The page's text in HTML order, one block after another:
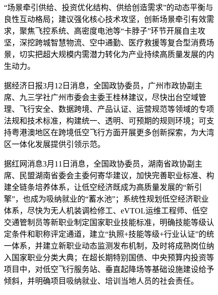
“场景牵引供给、投资优化结构、供给创造需求”的动态平衡与
良性互动格局；建议强化核心技术攻坚，创新场景牵引有效需
求，聚焦飞控系统、高密度电池等“卡脖子”环节开展自主攻
坚，深挖跨城智慧物流、空中通勤、医疗救援等复合型消费场
景，切实把超大规模内需潜力转化为产业持续高质量发展的内
生动力。
据经济日报3月12日消息，全国政协委员，广州市政协副主
席、九三学社广州市委会主委王桂林建议，尽快出台空域管
理、飞行安全、数据跨境、产品认证、运营规范等领域的专项
法规和技术标准，构建统一、透明、可预期的规则环境；可支
持粤港澳地区在跨境低空飞行方面开展更多创新探索，为大湾
区一体化发展提供引领示范。
据红网消息3月11日消息，全国政协委员，湖南省政协副主
席、民盟湖南省委会主委何寄华建议，加快完善职业标准、构
建全链条培养体系，让低空经济既成为高质量发展的“新引
擎”，也成为吸纳就业的“蓄水池”；系统性规划低空经济职业
体系，尽快为无人机装调检修工、eVTOL运维工程师、低空
交通管制员等新职业制定国家职业技能标准，明确技能等级认
定条件和职称评定通道，建立“执照+技能等级+行业认证”的统
一体系，并建立新职业动态监测发布机制，及时将成熟岗位纳
入国家职业分类大典；在超长期特别国债、中央预算内投资等
项目中，对低空飞行服务站、垂直起降场等基础设施建设给予
倾斜，并明确项目吸纳就业、培训当地人员的社会责任。